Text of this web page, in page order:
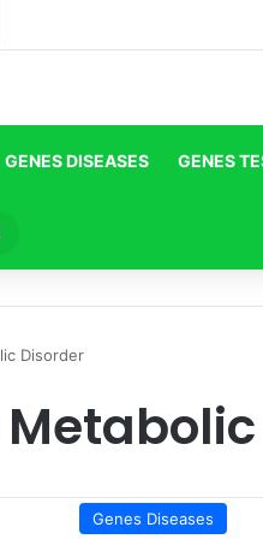
GENES DISEASES GENES
for
Disorder
Genes Diseases